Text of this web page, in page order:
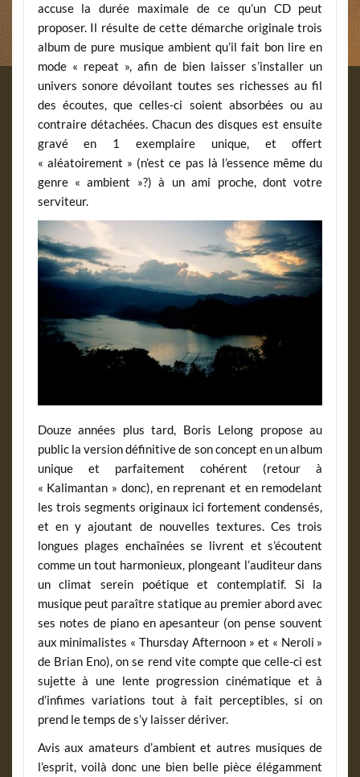
accuse la durée maximale de ce qu’un CD peut
proposer. Il résulte de cette démarche originale trois
album de pure musique ambient qu’il fait bon lire en
mode « repeat », afin de bien laisser s’installer un
univers sonore dévoilant toutes ses richesses au fil
des écoutes, que celles-ci soient absorbées ou au
contraire détachées. Chacun des disques est ensuite
gravé en 1 exemplaire unique, et offert
« aléatoirement » (n’est ce pas là l’essence même du
genre « ambient »?) à un ami proche, dont votre
serviteur.
Douze années plus tard, Boris Lelong propose au
public la version définitive de son concept en un album
unique et parfaitement cohérent (retour à
« Kalimantan » donc), en reprenant et en remodelant
les trois segments originaux ici fortement condensés,
et en y ajoutant de nouvelles textures. Ces trois
longues plages enchaînées se livrent et s’écoutent
comme un tout harmonieux, plongeant l’auditeur dans
un climat serein poétique et contemplatif. Si la
musique peut paraître statique au premier abord avec
ses notes de piano en apesanteur (on pense souvent
aux minimalistes « Thursday Afternoon » et « Neroli »
de Brian Eno), on se rend vite compte que celle-ci est
sujette à une lente progression cinématique et à
d’infimes variations tout à fait perceptibles, si on
prend le temps de s’y laisser dériver.
Avis aux amateurs d’ambient et autres musiques de
l’esprit, voilà donc une bien belle pièce élégamment